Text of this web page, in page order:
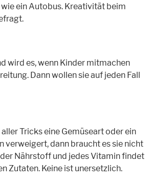
ein Autobus. Kreativität beim
wird es, wenn Kinder mitmachen
Dann wollen sie auf jeden Fall
Tricks eine Gemüseart oder ein
verweigert, dann braucht es sie nicht
Nährstoff und jedes Vitamin findet
Zutaten. Keine ist unersetzlich.